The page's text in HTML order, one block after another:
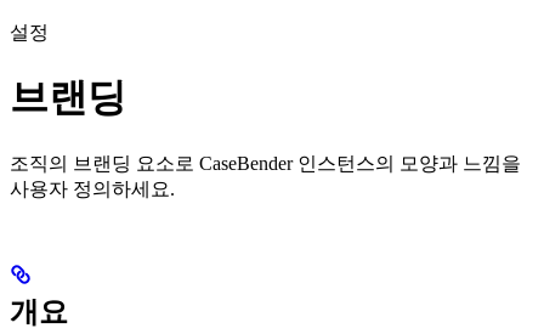
설정
브랜딩
조직의 브랜딩 요소로 CaseBender 인스턴스의 모양과 느낌을
사용자 정의하세요.
개요